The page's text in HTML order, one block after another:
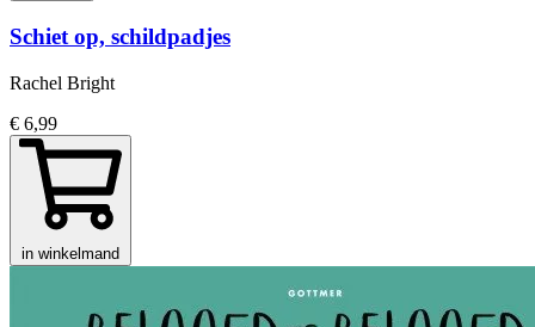
Schiet op, schildpadjes
Rachel Bright
€ 6,99
in winkelmand